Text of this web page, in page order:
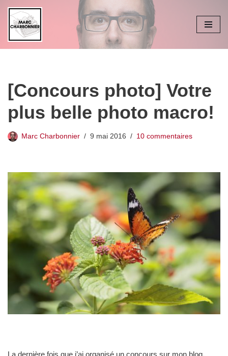
Aller
au
contenu
[Concours photo] Votre
plus belle photo macro!
Marc Charbonnier 9 mai 2016 10 commentaires
La dernière fois que j’ai organisé un concours sur mon blog,